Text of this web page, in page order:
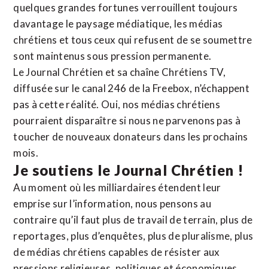
quelques grandes fortunes verrouillent toujours
davantage le paysage médiatique, les médias
chrétiens et tous ceux qui refusent de se soumettre
sont maintenus sous pression permanente.
Le Journal Chrétien et sa chaîne Chrétiens TV,
diffusée sur le canal 246 de la Freebox, n’échappent
pas à cette réalité. Oui, nos médias chrétiens
pourraient disparaître si nous ne parvenons pas à
toucher de nouveaux donateurs dans les prochains
mois.
Je soutiens le Journal Chrétien !
Au moment où les milliardaires étendent leur
emprise sur l’information, nous pensons au
contraire qu’il faut plus de travail de terrain, plus de
reportages, plus d’enquêtes, plus de pluralisme, plus
de médias chrétiens capables de résister aux